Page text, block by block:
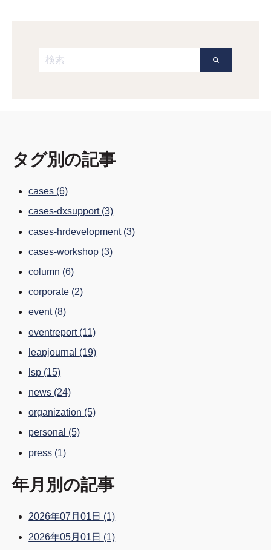
これは、自動候補機能付きの検索フィールドです。
タグ別の記事
cases (6)
cases-dxsupport (3)
cases-hrdevelopment (3)
cases-workshop (3)
column (6)
corporate (2)
event (8)
eventreport (11)
leapjournal (19)
lsp (15)
news (24)
organization (5)
personal (5)
press (1)
年月別の記事
2026年07月01日 (1)
2026年05月01日 (1)